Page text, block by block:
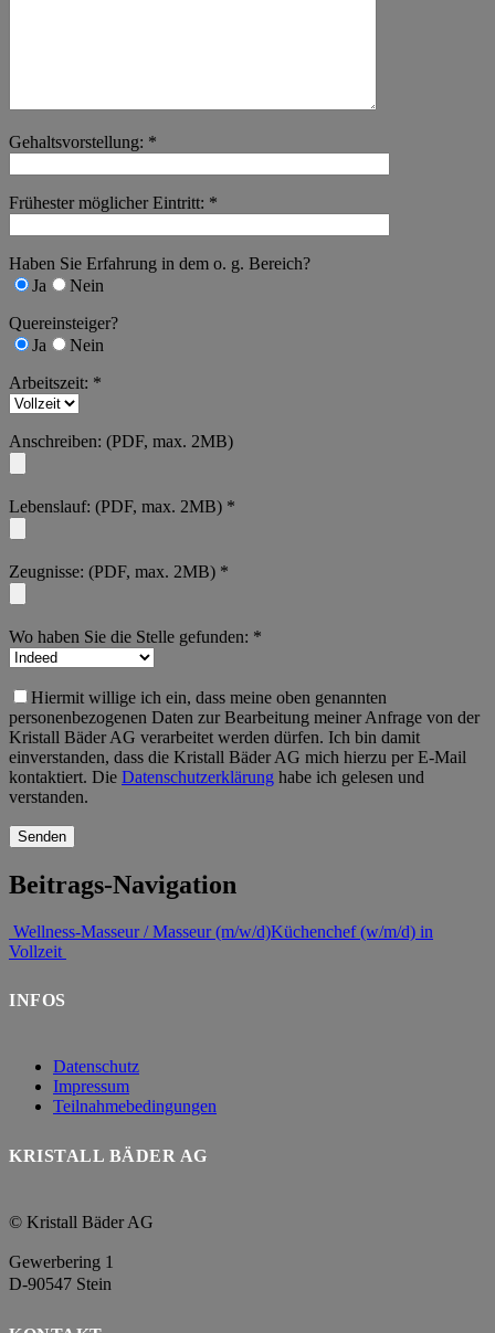
Gehaltsvorstellung: *
Frühester möglicher Eintritt: *
Haben Sie Erfahrung in dem o. g. Bereich?
Ja
Nein
Quereinsteiger?
Ja
Nein
Arbeitszeit: *
Anschreiben: (PDF, max. 2MB)
Lebenslauf: (PDF, max. 2MB) *
Zeugnisse: (PDF, max. 2MB) *
Wo haben Sie die Stelle gefunden: *
Hiermit willige ich ein, dass meine oben genannten
personenbezogenen Daten zur Bearbeitung meiner Anfrage von der
Kristall Bäder AG verarbeitet werden dürfen. Ich bin damit
einverstanden, dass die Kristall Bäder AG mich hierzu per E-Mail
kontaktiert. Die Datenschutzerklärung habe ich gelesen und
verstanden.
Beitrags-Navigation
Wellness-Masseur / Masseur (m/w/d)Küchenchef (w/m/d) in
Vollzeit
INFOS
Datenschutz
Impressum
Teilnahmebedingungen
KRISTALL BÄDER AG
© Kristall Bäder AG
Gewerbering 1
D-90547 Stein